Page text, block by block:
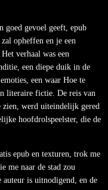
goed gevoel geeft, epub
opheffen en je een
verhaal was een
een diepe duik in de
een waar Hoe te
literaire fictie. De reis van
zien, werd uiteindelijk gered
hoofdrolspeelster, die de
epub en texturen, trok me
me naar de stad zou
is uitnodigend, en de